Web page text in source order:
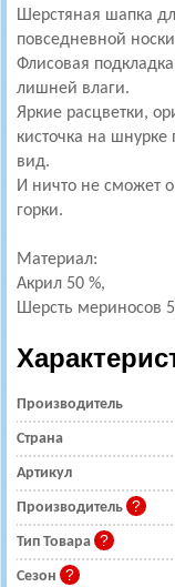
Шерстяная шапка
повседневной
Флисовая
лишней влаги.
Яркие расцветки,
кисточка на
вид.
И ничто не сможет
горки.
Материал:
Акрил 50 %,
Шерсть мериносов
Производитель
Страна
Артикул
Производитель
Тип Товара
Сезон